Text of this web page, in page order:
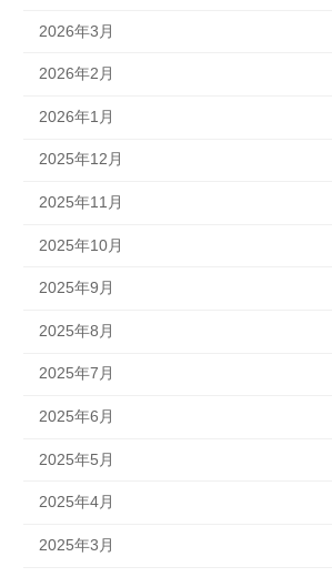
2026年3月
2026年2月
2026年1月
2025年12月
2025年11月
2025年10月
2025年9月
2025年8月
2025年7月
2025年6月
2025年5月
2025年4月
2025年3月